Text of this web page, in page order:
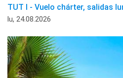
TUT I - Vuelo chárter, salidas
lu, 24.08.2026